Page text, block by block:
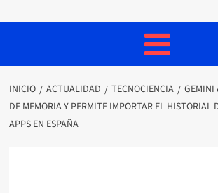
INICIO ACTUALIDAD TECNOCIENCIA
GEMINI
DE MEMORIA Y PERMITE IMPORTAR EL HISTORIAL
APPS EN ESPAÑA